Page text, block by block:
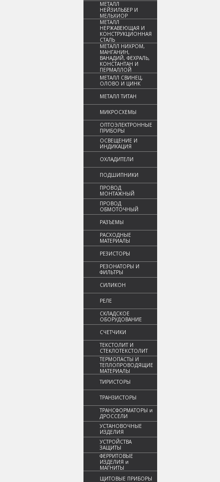
МЕТАЛЛ
НЕЙЗИЛЬБЕР И
МЕЛЬХИОР
МЕТАЛЛ
НЕРЖАВЕЮЩАЯ И
КОНСТРУКЦИОННАЯ
СТАЛЬ
МЕТАЛЛ НИХРОМ,
МАНГАНИН,
ВАНАДИЙ, ФЕХРАЛЬ,
КОНСТАНТАН И
ПЕРМАЛЛОЙ
МЕТАЛЛ СВИНЕЦ,
ОЛОВО И ЦИНК
МЕТАЛЛ ТИТАН
МИКРОСХЕМЫ
ОПТОЭЛЕКТРОННЫЕ
ПРИБОРЫ
ОСВЕЩЕНИЕ И
ИНДИКАЦИЯ
ОХЛАДИТЕЛИ
ПОДШИПНИКИ
ПРОВОД
МОНТАЖНЫЙ
ПРОВОД
ОБМОТОЧНЫЙ
РАЗЪЕМЫ
РАСХОДНЫЕ
МАТЕРИАЛЫ
РЕЗИСТОРЫ
РЕЗОНАТОРЫ И
ФИЛЬТРЫ
СИЛИКОН
РЕЛЕ
СКЛАДСКОЕ
ОБОРУДОВАНИЕ
СЧЕТЧИКИ
ТЕКСТОЛИТ И
СТЕКЛОТЕКСТОЛИТ
ТЕРМОПАСТЫ И
ТЕПЛОПРОВОДЯЩИЕ
МАТЕРИАЛЫ
ТИРИСТОРЫ
ТРАНЗИСТОРЫ
ТРАНСФОРМАТОРЫ и
ДРОССЕЛИ
УСТАНОВОЧНЫЕ
ИЗДЕЛИЯ
УСТРОЙСТВА
ЗАЩИТЫ
ФЕРРИТОВЫЕ
ИЗДЕЛИЯ и
МАГНИТЫ
ЩИТОВЫЕ ПРИБОРЫ